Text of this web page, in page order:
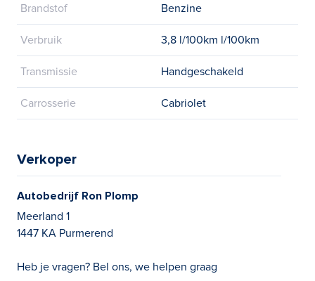
Brandstof Benzine
Verbruik 3,8 l/100km l/100km
Transmissie Handgeschakeld
Carrosserie Cabriolet
Verkoper
Autobedrijf Ron Plomp
Meerland 1
1447 KA Purmerend
Heb je vragen? Bel ons, we helpen graag